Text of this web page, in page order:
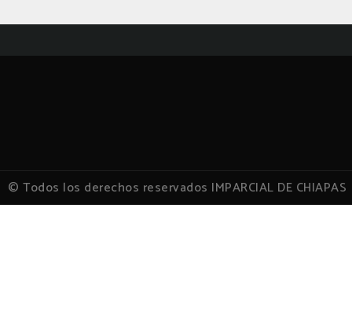
© Todos los derechos reservados IMPARCIAL DE CHIAPAS